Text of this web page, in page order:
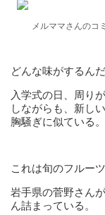
メルママさんのコ
どんな味がするん
入学式の日、周り
しながらも、新し
胸騒ぎに似ている。
これは旬のフルー
岩手県の菅野さん
ん詰まっている。